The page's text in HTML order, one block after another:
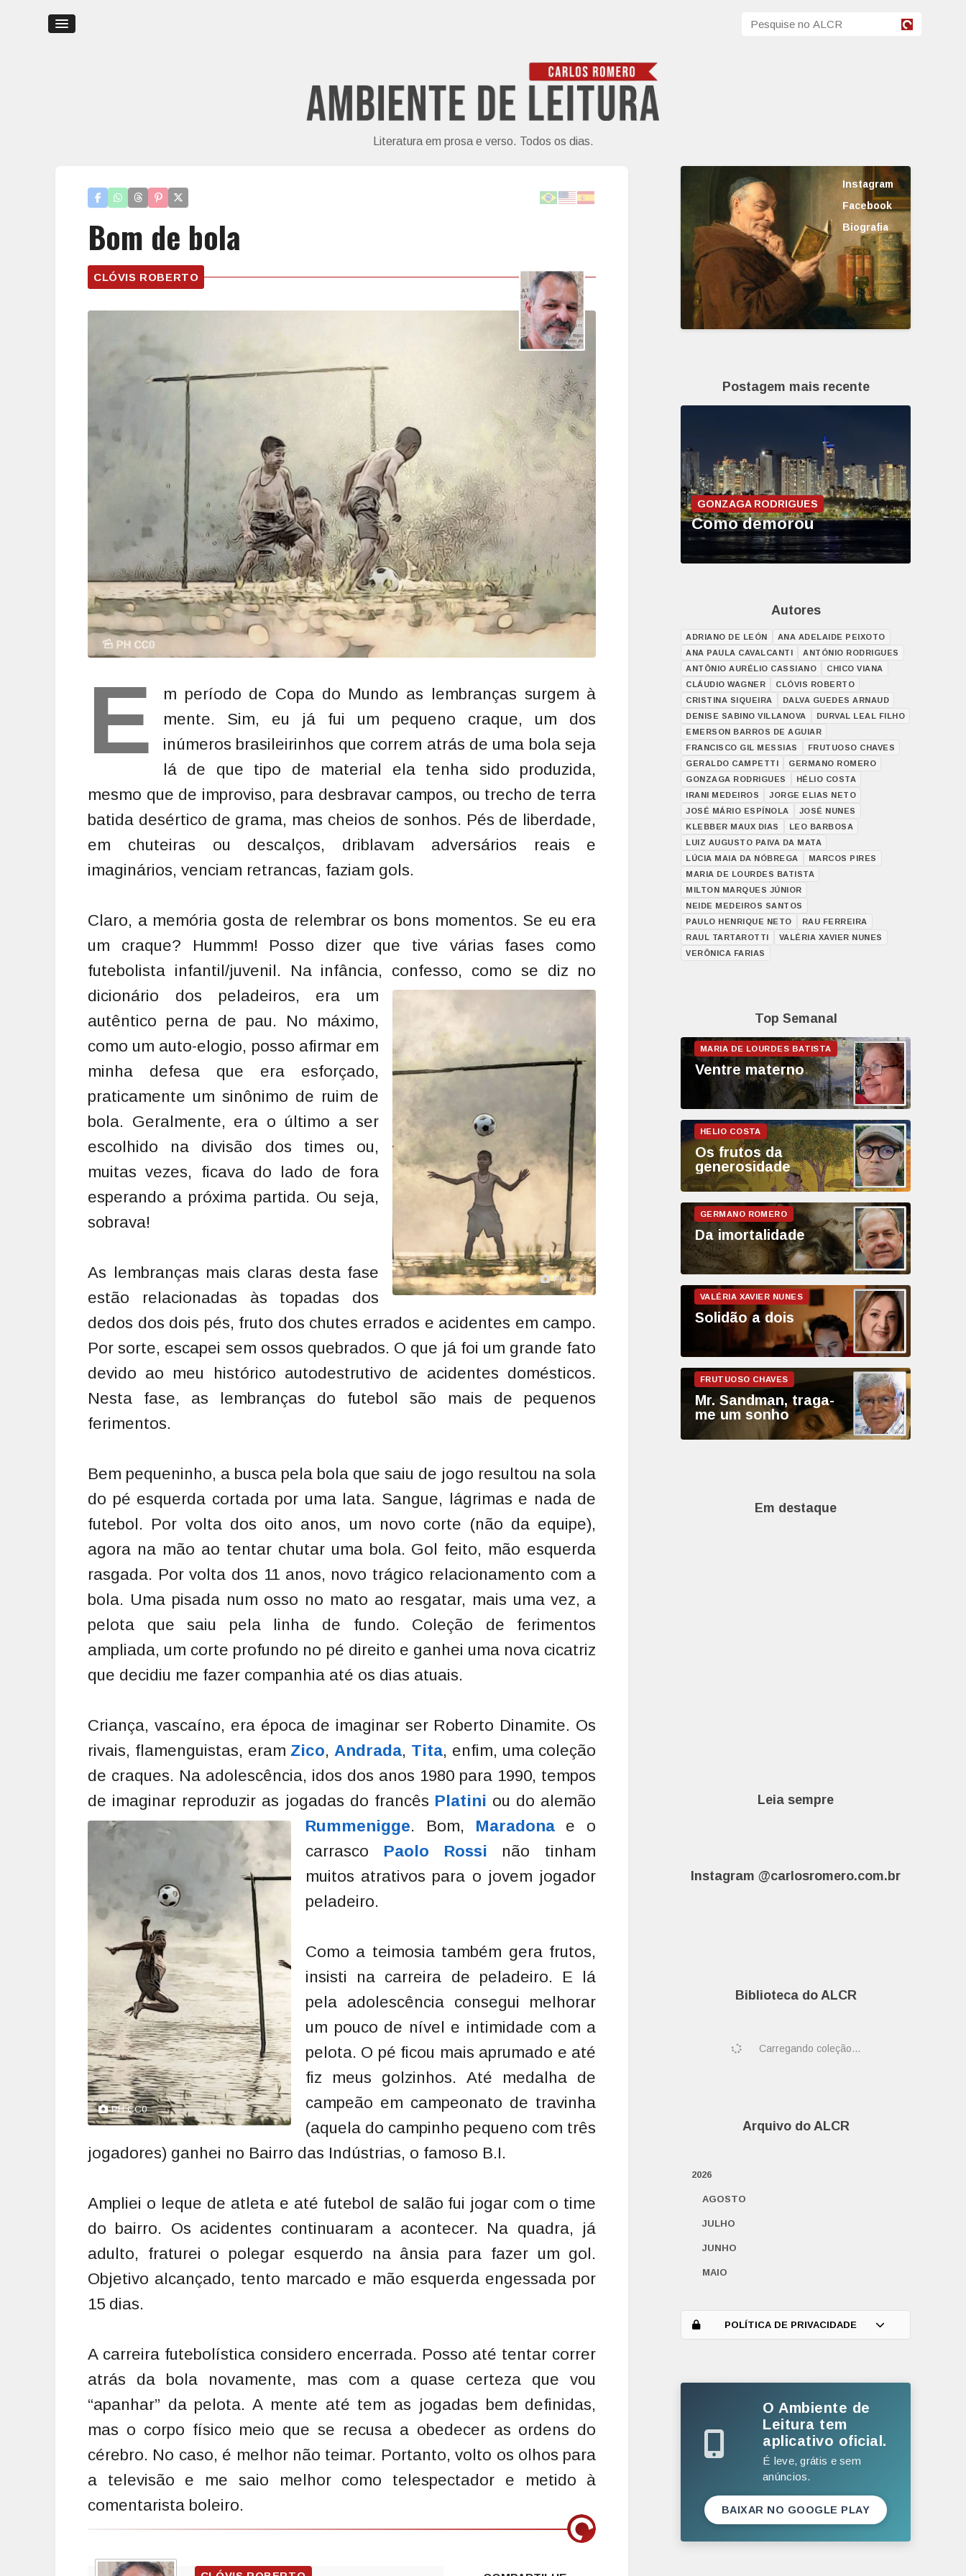
Literatura em prosa e verso. Todos os dias.
Bom de bola
CLÓVIS ROBERTO
E
m período de Copa do Mundo as lembranças surgem à
mente. Sim, eu já fui um pequeno craque, um dos
inúmeros brasileirinhos que correm atrás de uma bola seja
lá de que tipo de material ela tenha sido produzida,
mesmo que de improviso, para desbravar campos, ou trecho de terra
batida desértico de grama, mas cheios de sonhos. Pés de liberdade,
em chuteiras ou descalços, driblavam adversários reais e
imaginários, venciam retrancas, faziam gols.
Claro, a memória gosta de relembrar os bons momentos. Se eu era
um craque? Hummm! Posso dizer que tive várias fases como
futebolista infantil/juvenil. Na infância, confesso, como se diz no
dicionário dos peladeiros,
PH CC0
era um
autêntico perna de pau. No máximo,
como um auto-elogio, posso afirmar em
minha defesa que era esforçado,
praticamente um sinônimo de ruim de
bola. Geralmente, era o último a ser
escolhido na divisão dos times ou,
muitas vezes, ficava do lado de fora
esperando a próxima partida. Ou seja,
sobrava!
As lembranças mais claras desta fase
estão relacionadas às topadas dos
dedos dos dois pés, fruto dos chutes errados e acidentes em campo.
Por sorte, escapei sem ossos quebrados. O que já foi um grande fato
devido ao meu histórico autodestrutivo de acidentes domésticos.
Nesta fase, as lembranças do futebol são mais de pequenos
ferimentos.
Bem pequeninho, a busca pela bola que saiu de jogo resultou na sola
do pé esquerda cortada por uma lata. Sangue, lágrimas e nada de
futebol. Por volta dos oito anos, um novo corte (não da equipe),
agora na mão ao tentar chutar uma bola. Gol feito, mão esquerda
rasgada. Por volta dos 11 anos, novo trágico relacionamento com a
bola. Uma pisada num osso no mato ao resgatar, mais uma vez, a
pelota que saiu pela linha de fundo. Coleção de ferimentos
ampliada, um corte profundo no pé direito e ganhei uma nova cicatriz
que decidiu me fazer companhia até os dias atuais.
Criança, vascaíno, era época de imaginar ser Roberto Dinamite. Os
rivais, flamenguistas, eram Zico, Andrada, Tita, enfim, uma coleção
de craques. Na adolescência, idos dos anos 1980 para 1990, tempos
de imaginar reproduzir as jogadas do francês Platini ou do alemão
Rummenigge.
PH CC0
Bom, Maradonae o
carrasco Paolo Rossi não tinham
muitos atrativos para o jovem jogador
peladeiro.
Como a teimosia também gera frutos,
insisti na carreira de peladeiro. E lá
pela adolescência consegui melhorar
um pouco de nível e intimidade com a
pelota. O pé ficou mais aprumado e até
fiz meus golzinhos. Até medalha de
campeão em campeonato de travinha
(aquela do campinho pequeno com três
jogadores) ganhei no Bairro das Indústrias, o famoso B.I.
Ampliei o leque de atleta e até futebol de salão fui jogar com o time
do bairro. Os acidentes continuaram a acontecer. Na quadra, já
adulto, fraturei o polegar esquerdo na ânsia para fazer um gol.
Objetivo alcançado, tento marcado e mão esquerda engessada por
15 dias.
A carreira futebolística considero encerrada. Posso até tentar correr
atrás da bola novamente, mas com a quase certeza que vou
“apanhar” da pelota. A mente até tem as jogadas bem definidas,
mas o corpo físico meio que se recusa a obedecer as ordens do
cérebro. No caso, é melhor não teimar. Portanto, volto os olhos para
a televisão e me saio melhor como telespectador e metido à
comentarista boleiro.
Instagram
Facebook
Biografia
Postagem mais recente
GONZAGA RODRIGUES
Como demorou
Autores
ADRIANO DE LEÓN
ANA ADELAIDE PEIXOTO
ANA PAULA CAVALCANTI
ANTÓNIO RODRIGUES
ANTÔNIO AURÉLIO CASSIANO
CHICO VIANA
CLÁUDIO WAGNER
CLÓVIS ROBERTO
CRISTINA SIQUEIRA
DALVA GUEDES ARNAUD
DENISE SABINO VILLANOVA
DURVAL LEAL FILHO
EMERSON BARROS DE AGUIAR
FRANCISCO GIL MESSIAS
FRUTUOSO CHAVES
GERALDO CAMPETTI
GERMANO ROMERO
GONZAGA RODRIGUES
HÉLIO COSTA
IRANI MEDEIROS
JORGE ELIAS NETO
JOSÉ MÁRIO ESPÍNOLA
JOSÉ NUNES
KLEBBER MAUX DIAS
LEO BARBOSA
LUIZ AUGUSTO PAIVA DA MATA
LÚCIA MAIA DA NÓBREGA
MARCOS PIRES
MARIA DE LOURDES BATISTA
MILTON MARQUES JÚNIOR
NEIDE MEDEIROS SANTOS
PAULO HENRIQUE NETO
RAU FERREIRA
RAUL TARTAROTTI
VALÉRIA XAVIER NUNES
VERÔNICA FARIAS
Top Semanal
Ventre materno
Os frutos da
generosidade
Da imortalidade
Solidão a dois
Mr. Sandman, traga-
me um sonho
Em destaque
Leia sempre
Instagram @carlosromero.com.br
Biblioteca do ALCR
Carregando coleção...
Arquivo do ALCR
2026
AGOSTO
JULHO
JUNHO
MAIO
MARÇO
DEZEMBRO
NOVEMBRO
SETEMBRO
POLÍTICA DE PRIVACIDADE
O Ambiente de
Leitura tem
aplicativo oficial.
É leve, grátis e sem
anúncios.
BAIXAR NO GOOGLE PLAY